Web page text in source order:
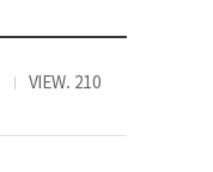
VIEW. 210